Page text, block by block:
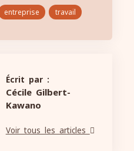
entreprise travail
Écrit par :
Cécile Gilbert-
Kawano
Voir tous les articles